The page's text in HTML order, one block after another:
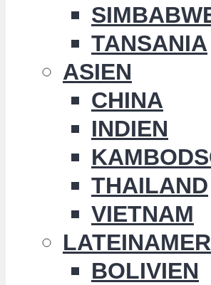
TANSANIA
ASIEN
CHINA
INDIEN
THAILAND
VIETNAM
BOLIVIEN